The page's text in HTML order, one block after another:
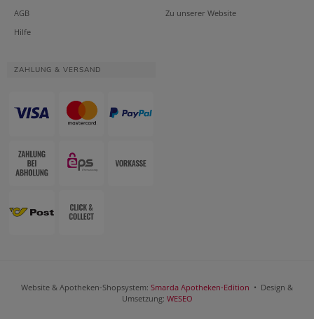
AGB
Hilfe
Zu unserer Website
ZAHLUNG & VERSAND
Website & Apotheken-Shopsystem: Smarda Apotheken-Edition • Design &
Umsetzung: WESEO